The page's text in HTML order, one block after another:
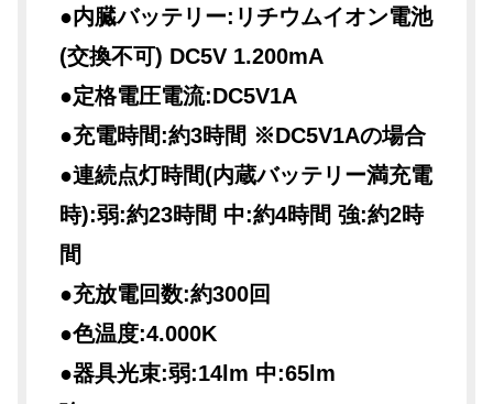
●内臓バッテリー:リチウムイオン電池
(交換不可) DC5V 1.200mA
●定格電圧電流:DC5V1A
●充電時間:約3時間 ※DC5V1Aの場合
●連続点灯時間(内蔵バッテリー満充電
時):弱:約23時間 中:約4時間 強:約2時
間
●充放電回数:約300回
●色温度:4.000K
●器具光束:弱:14lm 中:65lm